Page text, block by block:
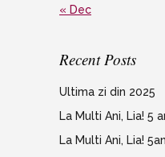
« Dec
Recent Posts
Ultima zi din 2025
La Multi Ani, Lia! 5
La Multi Ani, Lia!